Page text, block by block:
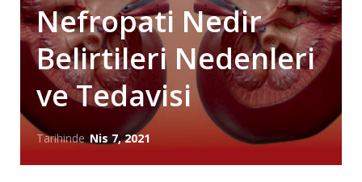
Nefropati Nedir
Belirtileri Nedenleri
ve Tedavisi
Tarihinde Nis 7, 2021